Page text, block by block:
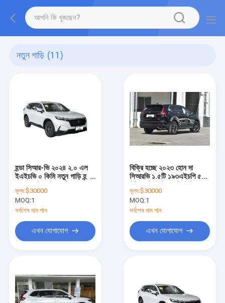
নতুন গাড়ি (11)
হন্ডা সিআর-ভি ২০২৪ ২.০ এল
ইএইচভি ০ কিমি নতুন গাড়ি হন্ডা
হাইব্রিড এসইউভি হন্ডা সিআর-
ভি
মূল্য:$30000
MOQ:1
সর্বশেষ দাম পান
এখন যোগাযোগ
বিক্রি হচ্ছে ২০২৩ হোন দা
সিআরভি ১.৫টি ১৯৩এইচপি ৫/৭
এসইউভি পেট্রল কার হন্ডা
সিআরভি নতুন গাড়ি স্টক আছে
মূল্য:$30000
MOQ:1
সর্বশেষ দাম পান
এখন যোগাযোগ